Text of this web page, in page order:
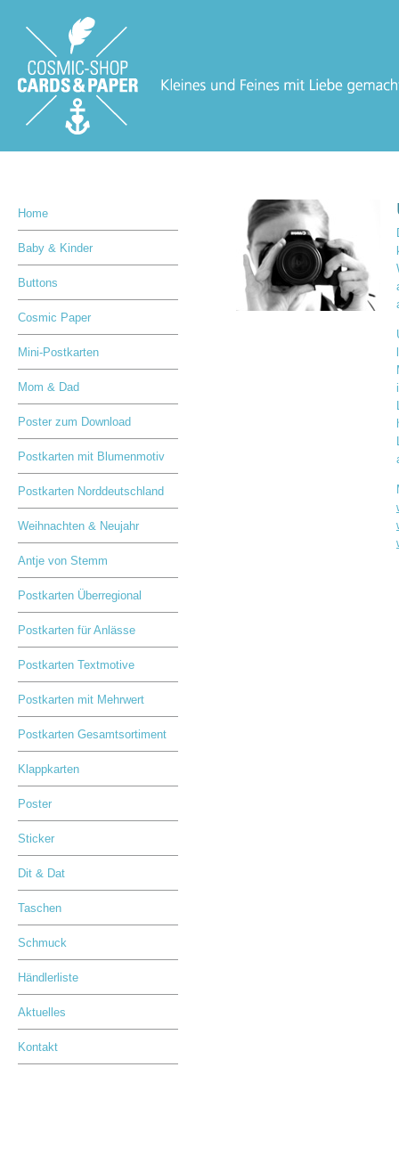
Home
Baby & Kinder
Buttons
Cosmic Paper
Mini-Postkarten
Mom & Dad
Poster zum Download
Postkarten mit Blumenmotiv
Postkarten Norddeutschland
Weihnachten & Neujahr
Antje von Stemm
Postkarten Überregional
Postkarten für Anlässe
Postkarten Textmotive
Postkarten mit Mehrwert
Postkarten Gesamtsortiment
Klappkarten
Poster
Sticker
Dit & Dat
Taschen
Schmuck
Händlerliste
Aktuelles
Kontakt